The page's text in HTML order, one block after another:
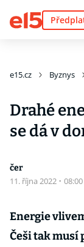
e15.cz Byznys
Drahé
se dá v
čer
11. října 2022 · 08:00
Energie
Češi tak musí